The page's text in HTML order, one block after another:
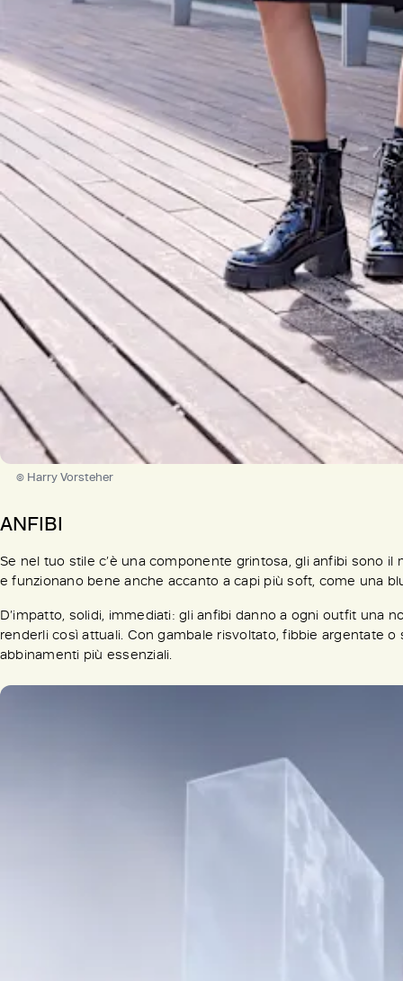
© Harry Vorsteher
ANFIBI
Se nel tuo stile c’è una componente grintosa, gli anfibi sono
e funzionano bene anche accanto a capi più soft, come una
D’impatto, solidi, immediati: gli anfibi danno a ogni outfit una
renderli così attuali. Con gambale risvoltato, fibbie argentate
abbinamenti più essenziali.